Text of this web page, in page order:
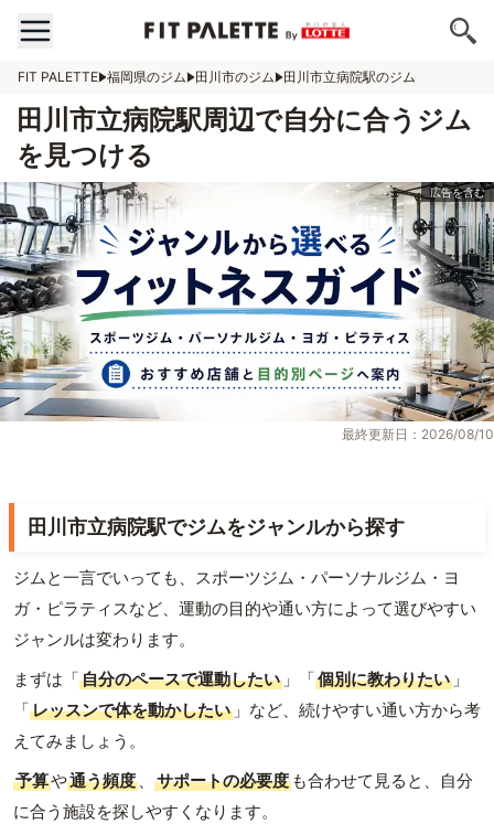
FIT PALETTE 福岡県のジム 田川市のジム 田川市立病院駅のジム
田川市立病院駅周辺で自分に合うジム
を見つける
最終更新日：2026/08/10
田川市立病院駅でジムをジャンルから探す
ジムと一言でいっても、スポーツジム・パーソナルジム・ヨ
ガ・ピラティスなど、運動の目的や通い方によって選びやすい
ジャンルは変わります。
まずは「自分のペースで運動したい 」「個別に教わりたい 」
「レッスンで体を動かしたい 」など、続けやすい通い方から考
えてみましょう。
予算や通う頻度 、 サポートの必要度 も合わせて見ると、自分
に合う施設を探しやすくなります。